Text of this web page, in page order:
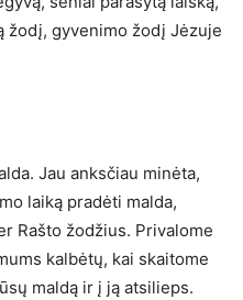
žodį, gyvenimo žodį Jėzuje
Jau anksčiau minėta,
laiką pradėti malda,
Rašto žodžius. Privalome
kalbėtų, kai skaitome
maldą ir į ją atsilieps.